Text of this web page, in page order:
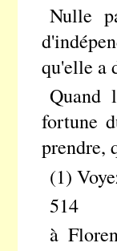
Nulle
qu'elle a
Quand
fortune
prendre,
(1)
514
à